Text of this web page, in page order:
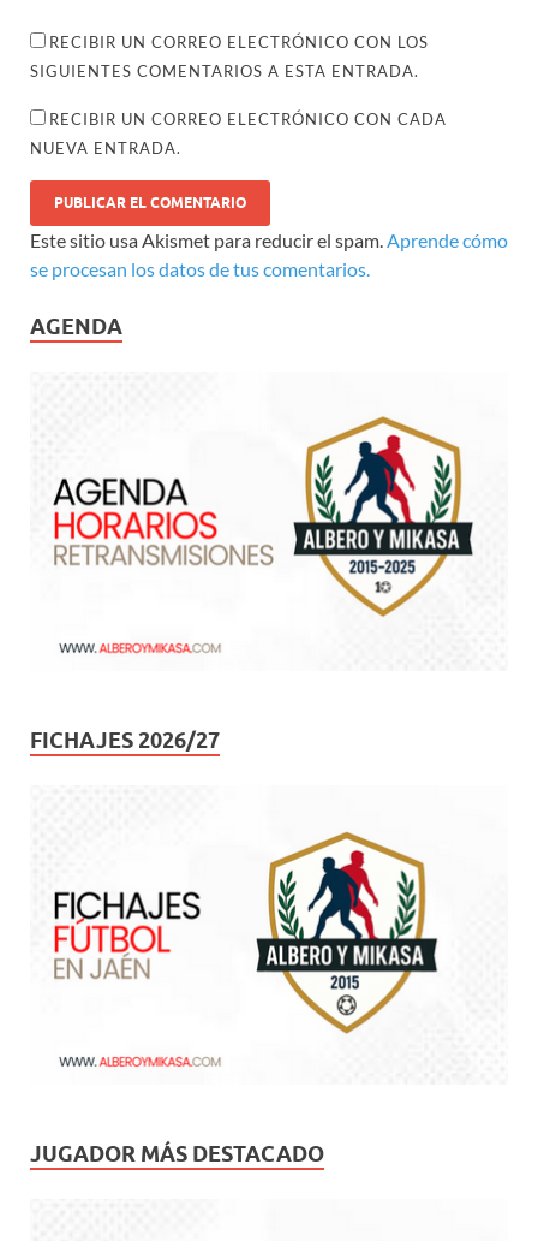
RECIBIR UN CORREO ELECTRÓNICO CON LOS
SIGUIENTES COMENTARIOS A ESTA ENTRADA.
RECIBIR UN CORREO ELECTRÓNICO CON CADA
NUEVA ENTRADA.
Este sitio usa Akismet para reducir el spam.Aprende cómo
se procesan los datos de tus comentarios.
AGENDA
FICHAJES 2026/27
JUGADOR MÁS DESTACADO